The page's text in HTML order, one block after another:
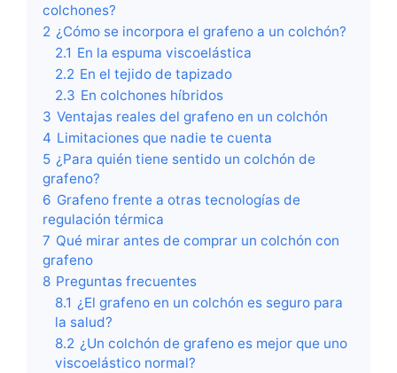
colchones?
2 ¿Cómo se incorpora el grafeno a un colchón?
2.1 En la espuma viscoelástica
2.2 En el tejido de tapizado
2.3 En colchones híbridos
3 Ventajas reales del grafeno en un colchón
4 Limitaciones que nadie te cuenta
5 ¿Para quién tiene sentido un colchón de
grafeno?
6 Grafeno frente a otras tecnologías de
regulación térmica
7 Qué mirar antes de comprar un colchón con
grafeno
8 Preguntas frecuentes
8.1 ¿El grafeno en un colchón es seguro para
la salud?
8.2 ¿Un colchón de grafeno es mejor que uno
viscoelástico normal?